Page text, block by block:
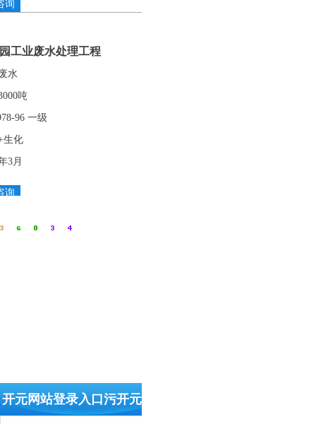
询
工业废水处理工程
水
吨
96 一级
生化
3月
询
开元网站登录入口污开元(中